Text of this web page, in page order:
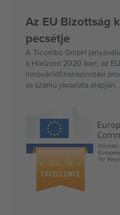
Az EU Bizottság
pecsétje
A Ticombo GmbH
a Horizont 2020-ban, az
innovációfinanszírozási
as számú javaslata alapján.